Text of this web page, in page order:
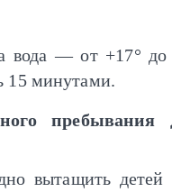
вода — от +17° до
15 минутами.
пребывания
вытащить детей